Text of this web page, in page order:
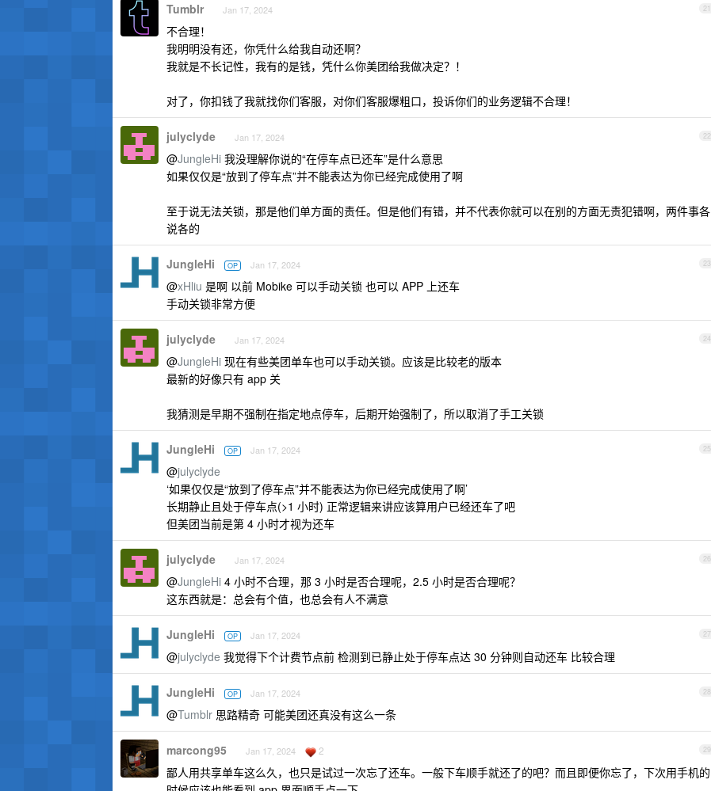
21
Tumblr Jan 17, 2024
不合理！
我明明没有还，你凭什么给我自动还啊？
我就是不长记性，我有的是钱，凭什么你美团给我做决定？！
对了，你扣钱了我就找你们客服，对你们客服爆粗口，投诉你们的业务逻辑不合理！
22
julyclyde Jan 17, 2024
@JungleHi 我没理解你说的“在停车点已还车”是什么意思
如果仅仅是“放到了停车点”并不能表达为你已经完成使用了啊
至于说无法关锁，那是他们单方面的责任。但是他们有错，并不代表你就可以在别的方面无责犯错啊，两件事各
说各的
23
JungleHi OP Jan 17, 2024
@xHliu 是啊 以前 Mobike 可以手动关锁 也可以 APP 上还车
手动关锁非常方便
24
julyclyde Jan 17, 2024
@JungleHi 现在有些美团单车也可以手动关锁。应该是比较老的版本
最新的好像只有 app 关
我猜测是早期不强制在指定地点停车，后期开始强制了，所以取消了手工关锁
25
JungleHi OP Jan 17, 2024
@julyclyde
‘如果仅仅是“放到了停车点”并不能表达为你已经完成使用了啊’
长期静止且处于停车点(>1 小时) 正常逻辑来讲应该算用户已经还车了吧
但美团当前是第 4 小时才视为还车
26
julyclyde Jan 17, 2024
@JungleHi 4 小时不合理，那 3 小时是否合理呢，2.5 小时是否合理呢？
这东西就是：总会有个值，也总会有人不满意
27
JungleHi OP Jan 17, 2024
@julyclyde 我觉得下个计费节点前 检测到已静止处于停车点达 30 分钟则自动还车 比较合理
28
JungleHi OP Jan 17, 2024
@Tumblr 思路精奇 可能美团还真没有这么一条
29
marcong95 Jan 17, 2024 2
鄙人用共享单车这么久，也只是试过一次忘了还车。一般下车顺手就还了的吧？而且即便你忘了，下次用手机的